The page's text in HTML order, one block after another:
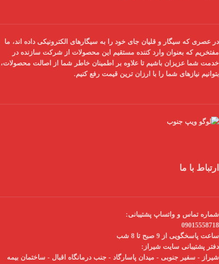
در عصری که سیگار و قلیان جای خود را به سیگارهای الکترونیکی داده اند، ما
مفتخریم که بعنوان وارد کننده مستقیم این محصولات از شرکت سازنده در
خدمت شما عزیزان باشیم تا علاوه بر اطمینان خاطر شما از
اصالت محصولات،
بتوانیم نیازهای شما را با ارزان ترین قیمت رفع کنیم.
ارتباط با ما
شماره تماس و واتساپ پشتیبانی:
09015558718
ساعت پاسخگویی از 9 صبح تا 8 شب
دفتر پشتیبانی سایت شیراز:
شیراز - سفیر جنوبی - میدان پاسارگاد - جنب درمانگاه اقبال - ساختمان بیمه